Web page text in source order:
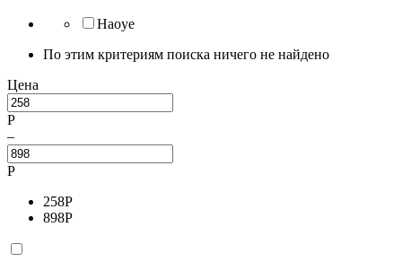
Haoye
По этим критериям поиска ничего не найдено
Цена
Р
–
Р
258Р
898Р